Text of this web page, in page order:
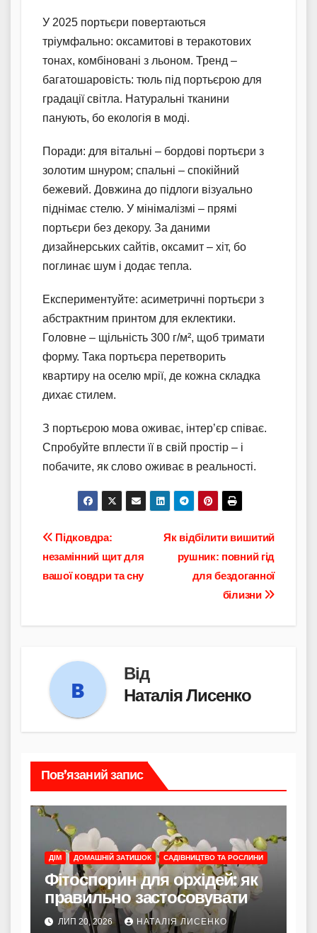
У 2025 портьєри повертаються
тріумфально: оксамитові в теракотових
тонах, комбіновані з льоном. Тренд –
багатошаровість: тюль під портьєрою для
градації світла. Натуральні тканини
панують, бо екологія в моді.
Поради: для вітальні – бордові портьєри з
золотим шнуром; спальні – спокійний
бежевий. Довжина до підлоги візуально
піднімає стелю. У мінімалізмі – прямі
портьєри без декору. За даними
дизайнерських сайтів, оксамит – хіт, бо
поглинає шум і додає тепла.
Експериментуйте: асиметричні портьєри з
абстрактним принтом для еклектики.
Головне – щільність 300 г/м², щоб тримати
форму. Така портьєра перетворить
квартиру на оселю мрії, де кожна складка
дихає стилем.
З портьєрою мова оживає, інтер’єр співає.
Спробуйте вплести її в свій простір – і
побачите, як слово оживає в реальності.
Навігація
записів
Як відбілити вишитий
рушник: повний гід
для бездоганної
білизни
Підковдра:
незамінний щит для
вашої ковдри та сну
Від
Наталія Лисенко
Пов’язаний запис
ДІМ ДОМАШНІЙ ЗАТИШОК САДІВНИЦТВО ТА РОСЛИНИ
Фітоспорин для орхідей: як
правильно застосовувати
ЛИП 20, 2026 НАТАЛІЯ ЛИСЕНКО